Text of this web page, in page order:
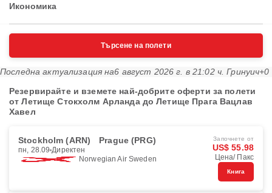
Икономика
Търсене на полети
Последна актуализация на6 август 2026 г. в 21:02 ч. Гринуич+0
Резервирайте и вземете най-добрите оферти за полети
от Летище Стокхолм Арланда до Летище Прага Вацлав
Хавел
Stockholm (ARN) Prague (PRG)
пн, 28.09 Директен
Norwegian Air Sweden
Започнете от
US$ 55.98
Цена/ Пакс
Книга